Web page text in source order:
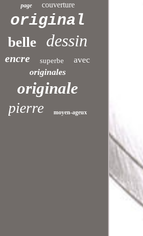
page couverture
original
belle dessin
encre superbe
avec
originales
originale
pierre moyen-ageux